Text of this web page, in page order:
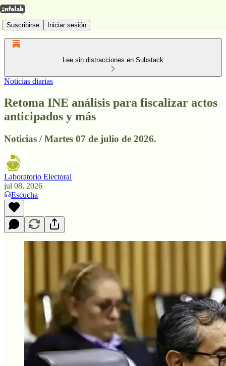
Suscribirse Iniciar sesión
Lee sin distracciones en Substack
Noticias diarias
Retoma INE análisis para fiscalizar actos
anticipados y más
Noticias / Martes 07 de julio de 2026.
Laboratorio Electoral
jul 08, 2026
Escucha